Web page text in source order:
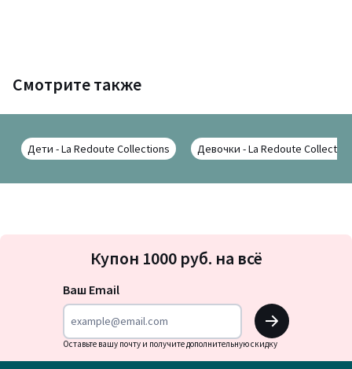
Смотрите также
Дети - La Redoute Collections Девочки - La Redoute
на
Купон 1000 руб. на всё
Ваш Email
OK
Оставьте вашу почту и получите дополнительную скидку